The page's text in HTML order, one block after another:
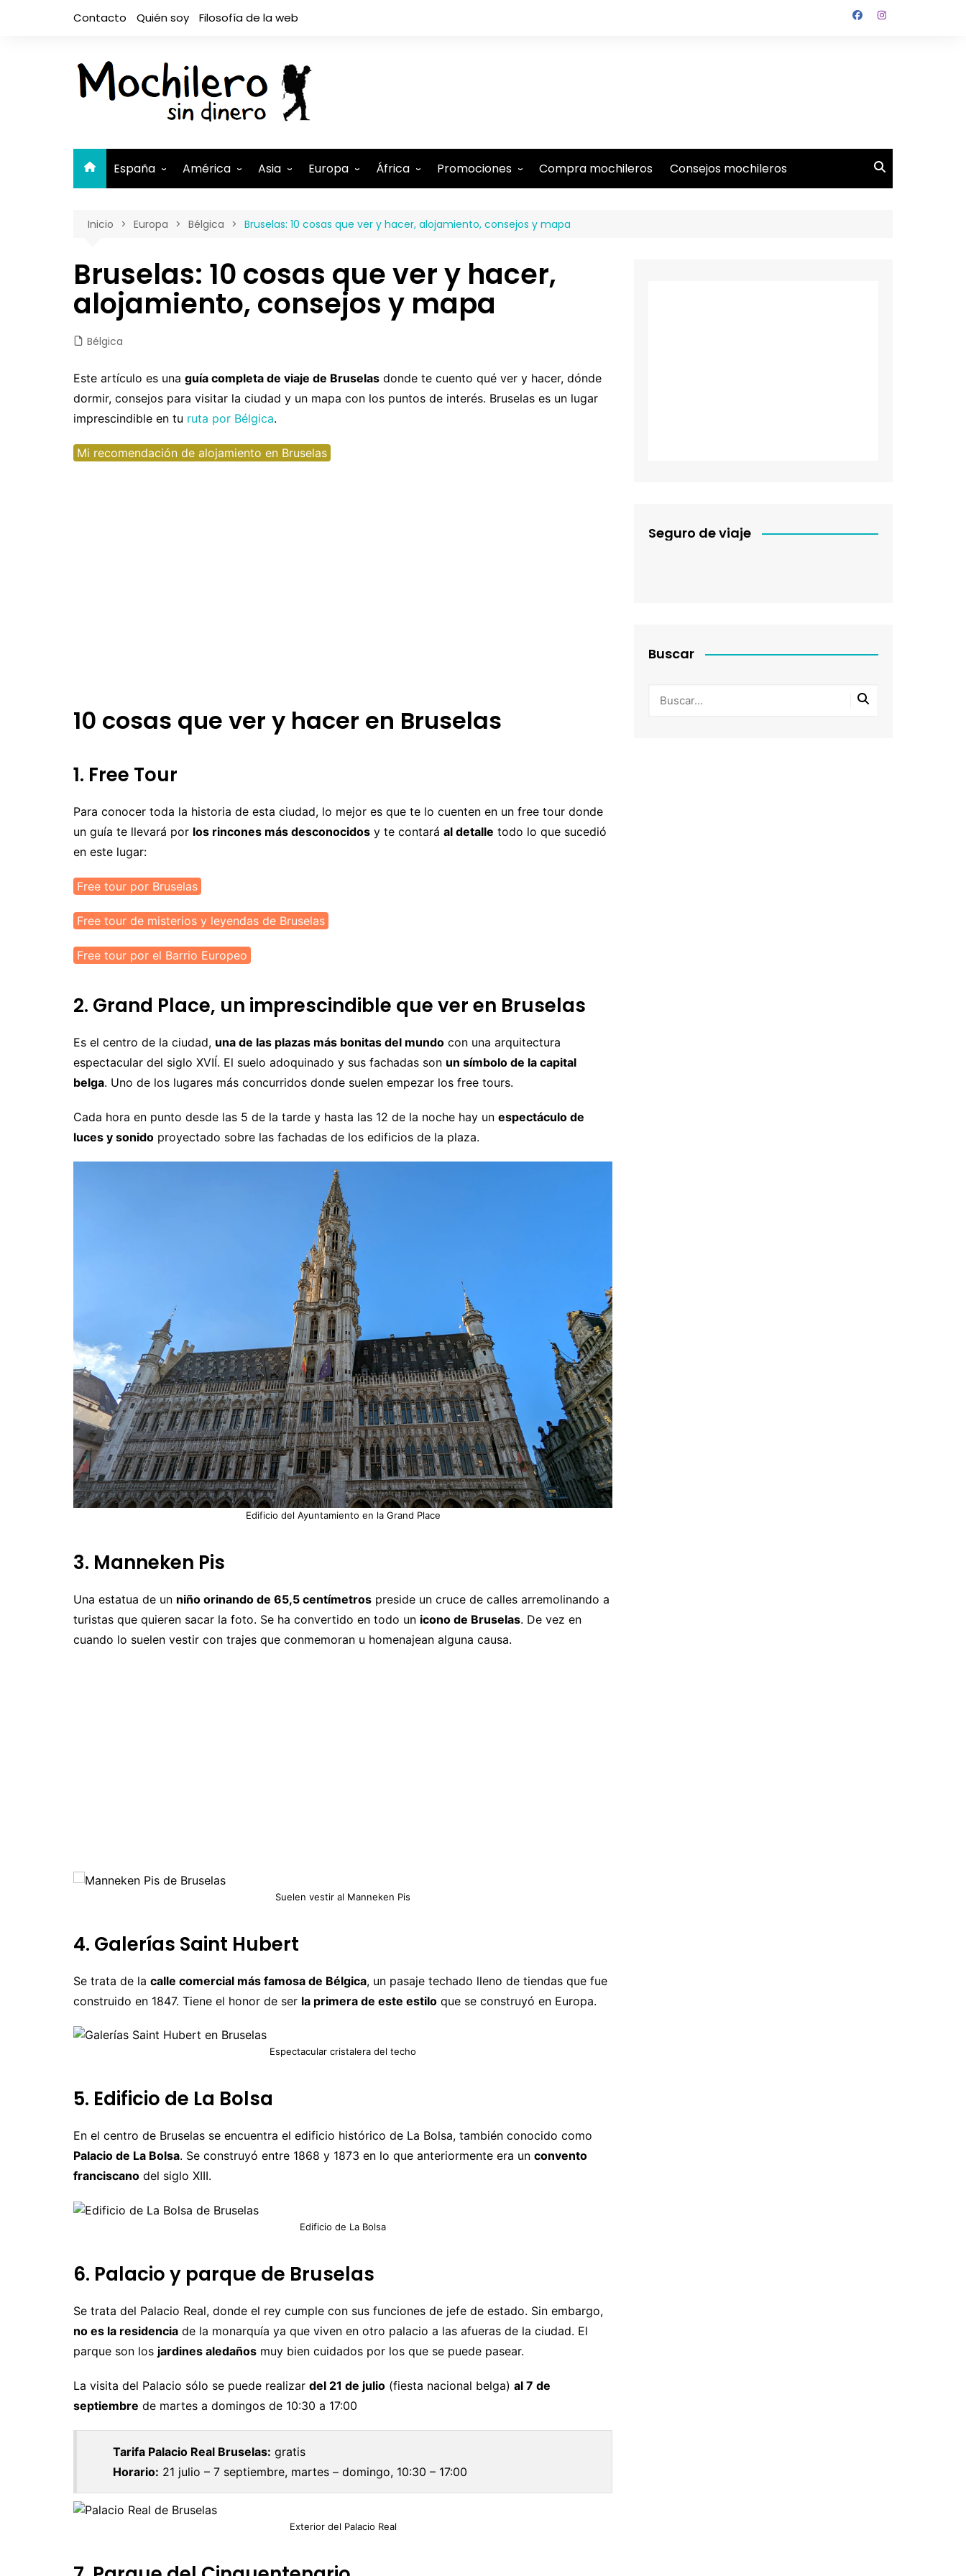
Contacto Quién soy Filosofía de la web
España
Aragón
Canarias
El Hierro
Lanzarote
Gran Canaria
La Palma
Tenerife
Cantabria
Castilla y León
Castilla-La Mancha
Cataluña
Comunidad Valenciana
Extremadura
América
Belice
Brasil
Canadá
Colombia
Costa Rica
Cuba
Ecuador
Asia
Filipinas
Indonesia
Israel y Palestina
Jordania
Laos
Malasia
Maldivas
Europa
Alemania
Bélgica
Budapest
Dinamarca
Escocia
Eslovaquia
África
Etiopía
Marruecos
Mauricio
Tanzania
Promociones
Tarjeta Revolut gratis
Descuentos en Booking
-15% Alquiler de coches
-5% Seguro Intermundial
Buscador de vuelos
Compra mochileros Consejos mochileros
Inicio Europa Bélgica Bruselas: 10 cosas que ver y hacer, alojamiento, consejos y mapa
Bruselas: 10 cosas que ver y hacer,
alojamiento, consejos y mapa
Bélgica
Este artículo es una guía completa de viaje de Bruselas donde te cuento qué ver y hacer, dónde
dormir, consejos para visitar la ciudad y un mapa con los puntos de interés. Bruselas es un lugar
imprescindible en tu ruta por Bélgica.
Mi recomendación de alojamiento en Bruselas
10 cosas que ver y hacer en Bruselas
1. Free Tour
Para conocer toda la historia de esta ciudad, lo mejor es que te lo cuenten en un free tour donde
un guía te llevará por los rincones más desconocidos y te contará al detalle todo lo que sucedió
en este lugar:
Free tour por Bruselas
Free tour de misterios y leyendas de Bruselas
Free tour por el Barrio Europeo
2. Grand Place, un imprescindible que ver en Bruselas
Es el centro de la ciudad, una de las plazas más bonitas del mundo con una arquitectura
espectacular del siglo XVIÍ. El suelo adoquinado y sus fachadas son un símbolo de la capital
belga. Uno de los lugares más concurridos donde suelen empezar los free tours.
Cada hora en punto desde las 5 de la tarde y hasta las 12 de la noche hay un espectáculo de
luces y sonido proyectado sobre las fachadas de los edificios de la plaza.
Edificio del Ayuntamiento en la Grand Place
3. Manneken Pis
Una estatua de un niño orinando de 65,5 centímetros preside un cruce de calles arremolinando a
turistas que quieren sacar la foto. Se ha convertido en todo un icono de Bruselas. De vez en
cuando lo suelen vestir con trajes que conmemoran u homenajean alguna causa.
Suelen vestir al Manneken Pis
4. Galerías Saint Hubert
Se trata de la calle comercial más famosa de Bélgica, un pasaje techado lleno de tiendas que fue
construido en 1847. Tiene el honor de ser la primera de este estilo que se construyó en Europa.
Espectacular cristalera del techo
5. Edificio de La Bolsa
En el centro de Bruselas se encuentra el edificio histórico de La Bolsa, también conocido como
Palacio de La Bolsa. Se construyó entre 1868 y 1873 en lo que anteriormente era un convento
franciscano del siglo XIII.
Edificio de La Bolsa
6. Palacio y parque de Bruselas
Se trata del Palacio Real, donde el rey cumple con sus funciones de jefe de estado. Sin embargo,
no es la residencia de la monarquía ya que viven en otro palacio a las afueras de la ciudad. El
parque son los jardines aledaños muy bien cuidados por los que se puede pasear.
La visita del Palacio sólo se puede realizar del 21 de julio (fiesta nacional belga) al 7 de
septiembre de martes a domingos de 10:30 a 17:00
Tarifa Palacio Real Bruselas: gratis
Horario: 21 julio – 7 septiembre, martes – domingo, 10:30 – 17:00
Exterior del Palacio Real
Seguro de viaje
Buscar